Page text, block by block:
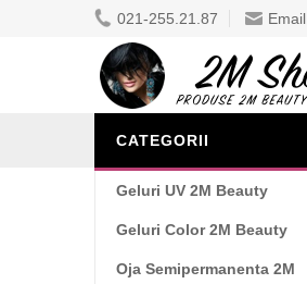
021-255.21.87 Email
CATEGORII
Geluri UV 2M Beauty
Geluri Color 2M Beauty
Oja Semipermanenta 2M